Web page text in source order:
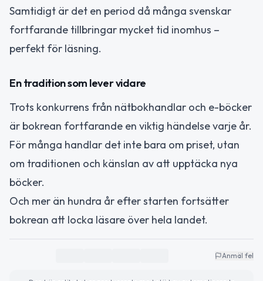
Samtidigt är det en period då många svenskar
fortfarande tillbringar mycket tid inomhus –
perfekt för läsning.
En tradition som lever vidare
Trots konkurrens från nätbokhandlar och e-böcker
är bokrean fortfarande en viktig händelse varje år.
För många handlar det inte bara om priset, utan
om traditionen och känslan av att upptäcka nya
böcker.
Och mer än hundra år efter starten fortsätter
bokrean att locka läsare över hela landet.
Anmäl fel